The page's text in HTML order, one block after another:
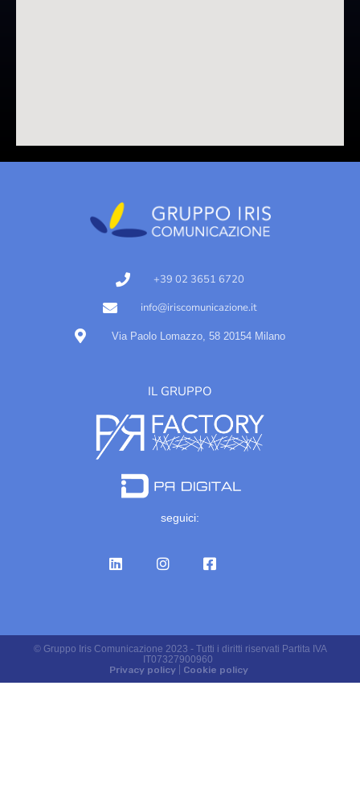
+39 02 3651 6720
info@iriscomunicazione.it
Via Paolo Lomazzo, 58 20154 Milano
IL GRUPPO
seguici:
© Gruppo Iris Comunicazione 2023 - Tutti i diritti riservati Partita IVA
IT07327900960
Privacy policy| Cookie policy